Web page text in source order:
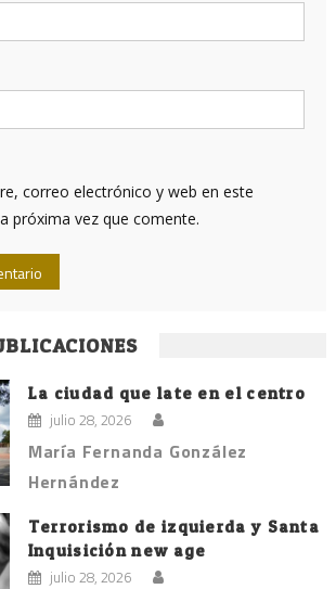
correo electrónico y web en este
próxima vez que comente.
La ciudad que late en el centro
julio 28, 2026
María Fernanda González
Hernández
Terrorismo de izquierda y Santa
Inquisición new age
julio 28, 2026